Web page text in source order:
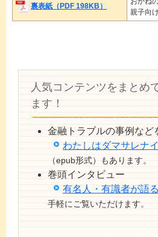
裏表紙（PDF 198KB）
親子向
人気コンテンツをまとめ
ます！
金融トラブルの事例など
わたしはダマサレナイ
（epub形式）もあります。
巻頭インタビュー
有名人・有識者が語る
手軽にご覧いただけます。